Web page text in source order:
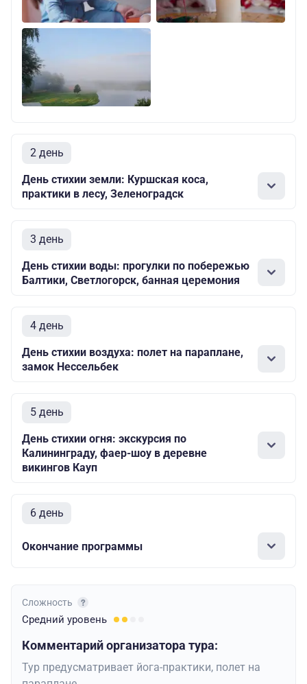
2 день
День стихии земли: Куршская коса,
практики в лесу, Зеленоградск
3 день
День стихии воды: прогулки по побережью
Балтики, Светлогорск, банная церемония
4 день
День стихии воздуха: полет на параплане,
замок Нессельбек
5 день
День стихии огня: экскурсия по
Калининграду, фаер-шоу в деревне
викингов Кауп
6 день
Окончание программы
Сложность
Средний уровень
Комментарий организатора тура:
Тур предусматривает йога-практики, полет на